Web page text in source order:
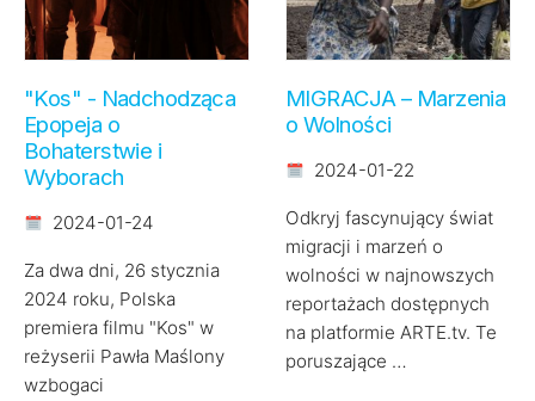
"Kos" - Nadchodząca
Epopeja o
Bohaterstwie i
Wyborach
2024-01-24
Za dwa dni, 26 stycznia
2024 roku, Polska
premiera filmu "Kos" w
reżyserii Pawła Maślony
wzbogaci
MIGRACJA – Marzenia
o Wolności
2024-01-22
Odkryj fascynujący świat
migracji i marzeń o
wolności w najnowszych
reportażach dostępnych
na platformie ARTE.tv. Te
poruszające …